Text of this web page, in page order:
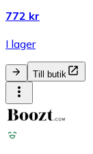
772 kr
I lager
Till butik